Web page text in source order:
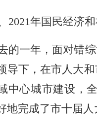
2021年国民经济
的一年，面对错
导下，在市人大
中心城市建设，
地完成了市十届